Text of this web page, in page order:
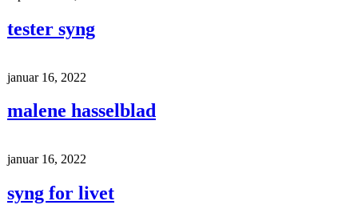
tester syng
januar 16, 2022
malene hasselblad
januar 16, 2022
syng for livet